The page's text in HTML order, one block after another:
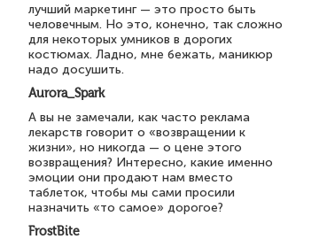
лучший маркетинг — это просто быть
человечным. Но это, конечно, так сложно
для некоторых умников в дорогих
костюмах. Ладно, мне бежать, маникюр
надо досушить.
Aurora_Spark
А вы не замечали, как часто реклама
лекарств говорит о «возвращении к
жизни», но никогда — о цене этого
возвращения? Интересно, какие именно
эмоции они продают нам вместо
таблеток, чтобы мы сами просили
назначить «то самое» дорогое?
FrostBite